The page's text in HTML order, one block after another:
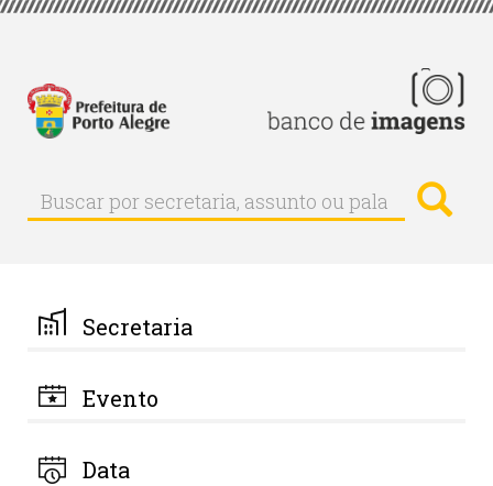
Pular
principal
Buscar
Buscar
por
palavra-
chave
Secretaria
Evento
Data